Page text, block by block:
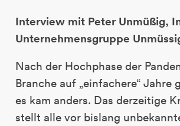
Interview mit Peter Unmüßig,
Unternehmensgruppe
Nach der Hochphase der
Branche auf „einfachere“ Jahre
es kam anders. Das derzeitige
stellt alle vor bislang